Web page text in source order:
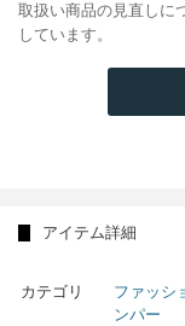
取扱い商品の見直しに
しています。
アイテム詳細
カテゴリ ファッシ
ンパー